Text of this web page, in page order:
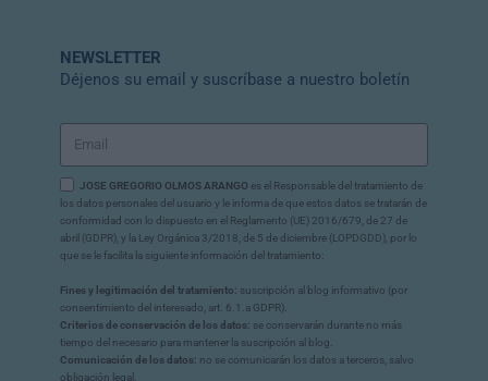
NEWSLETTER
Déjenos su email y suscríbase a nuestro boletín
JOSE GREGORIO OLMOS ARANGO es el Responsable del tratamiento de
los datos personales del usuario y le informa de que estos datos se tratarán de
conformidad con lo dispuesto en el Reglamento (UE) 2016/679, de 27 de
abril (GDPR), y la Ley Orgánica 3/2018, de 5 de diciembre (LOPDGDD), por lo
que se le facilita la siguiente información del tratamiento:
Fines y legitimación del tratamiento: suscripción al blog informativo (por
consentimiento del interesado, art. 6.1.a GDPR).
Criterios de conservación de los datos: se conservarán durante no más
tiempo del necesario para mantener la suscripción al blog.
Comunicación de los datos: no se comunicarán los datos a terceros, salvo
obligación legal.